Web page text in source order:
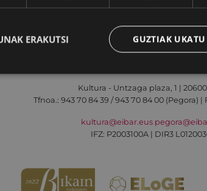
Irisgarritasuna Kontaktua
Kultura - Untzaga plaza, 1 |
Tfnoa.: 943 70 84 39 / 943 70 84 00 (Pegora) |
kultura@eibar.eus
IFZ: P2003100A | DIR3
GUZTIAK UKATU
ERAKUTSI